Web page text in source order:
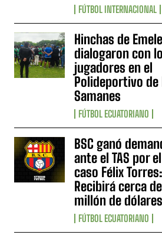
FÚTBOL INTERNACIONAL
Hinchas de
dialogaron con
jugadores en el
Polideportivo de
Samanes
FÚTBOL ECUATORIANO
BSC ganó
ante el TAS por el
caso Félix Torres:
Recibirá cerca
millón de dólares
FÚTBOL ECUATORIANO